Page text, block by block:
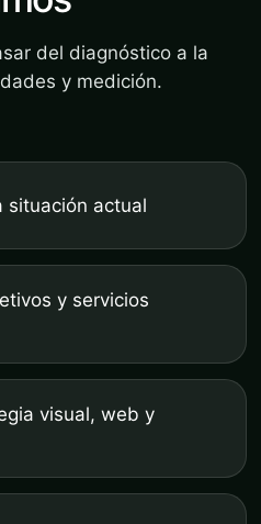
del diagnóstico a la
y medición.
situación actual
y servicios
visual, web y